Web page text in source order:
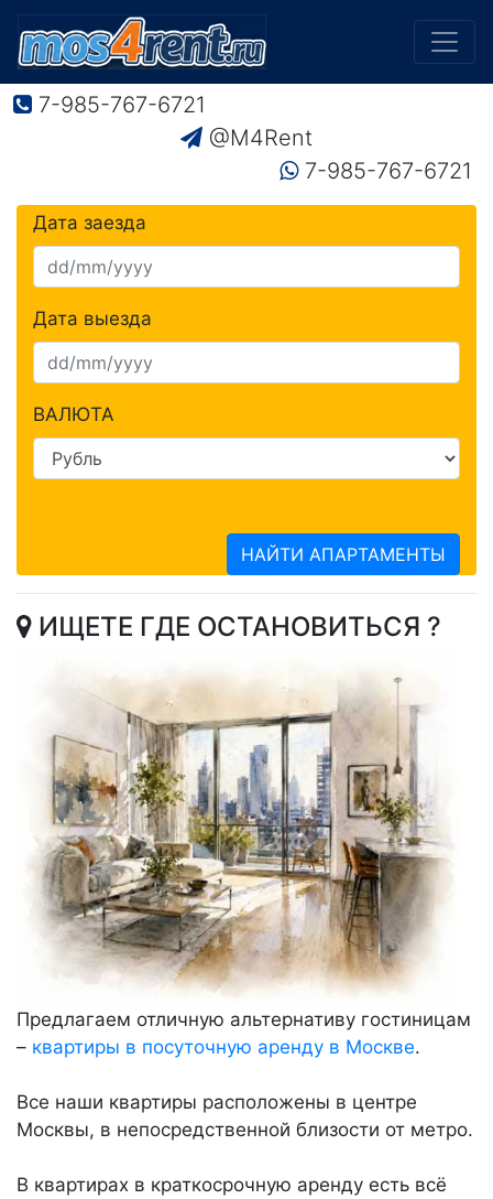
7-985-767-6721
@M4Rent
7-985-767-6721
Дата заезда
Дата выезда
ВАЛЮТА
НАЙТИ АПАРТАМЕНТЫ
ИЩЕТЕ ГДЕ ОСТАНОВИТЬСЯ ?
Предлагаем отличную альтернативу гостиницам
– квартиры в посуточную аренду в Москве.
Все наши квартиры расположены в центре
Москвы, в непосредственной близости от метро.
В квартирах в краткосрочную аренду есть всё